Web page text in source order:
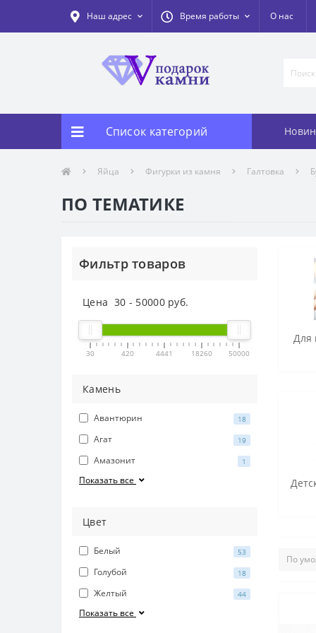
Наш адрес Время работы О нас
Список категорий
Яйца Фигурки из камня Галтовка
ПО ТЕМАТИКЕ
Фильтр товаров
Цена 30 - 50000руб.
30 420 4441 18260 50000
Камень
Авантюрин 18
Агат 19
Амазонит 1
Показать все
Цвет
Белый 53
Голубой 18
Желтый 44
Показать все
Для